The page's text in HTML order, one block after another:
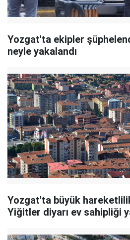
Yozgat'ta ekipler
neyle yakalandı
Yozgat'ta büyük
Yiğitler diyarı ev sahipliği